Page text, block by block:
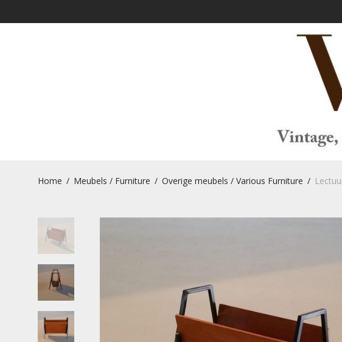
Home / Meubels / Furniture / Overige meubels / Various Furniture /